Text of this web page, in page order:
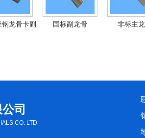
龙骨卡副 国标副龙骨 非标主
司
CO. LTD